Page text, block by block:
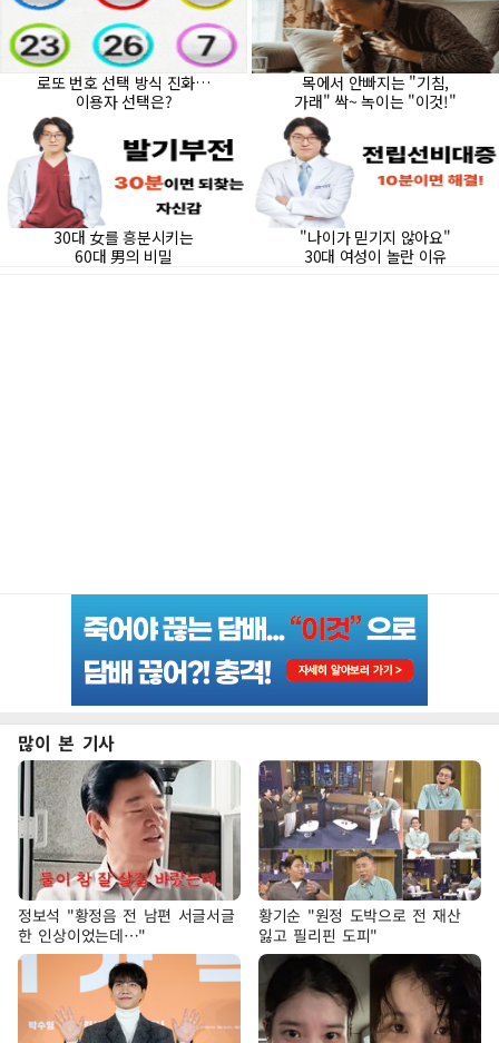
많이 본 기사
정보석 "황정음 전 남편 서글서글
한 인상이었는데…"
황기순 "원정 도박으로 전 재산
잃고 필리핀 도피"